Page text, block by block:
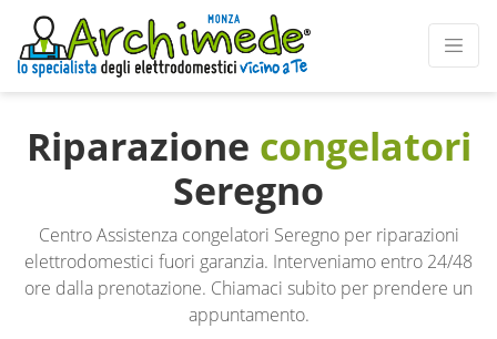
Riparazione congelatori
Seregno
Centro Assistenza congelatori Seregno per riparazioni
elettrodomestici fuori garanzia. Interveniamo entro 24/48
ore dalla prenotazione. Chiamaci subito per prendere un
appuntamento.